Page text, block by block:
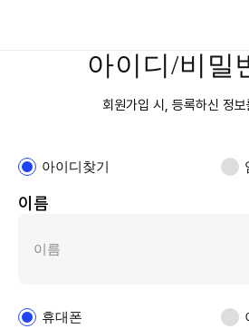
아이디/비밀
회원가입 시, 등록하신 정
아이디찾기
이름
휴대폰